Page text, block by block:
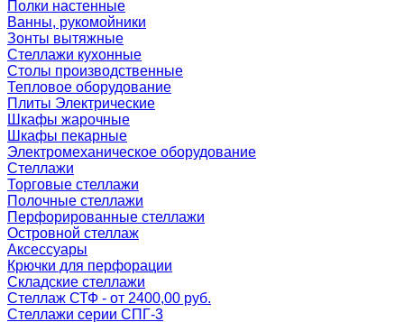
Полки настенные
Ванны, рукомойники
Зонты вытяжные
Стеллажи кухонные
Столы производственные
Тепловое оборудование
Плиты Электрические
Шкафы жарочные
Шкафы пекарные
Электромеханическое оборудование
Стеллажи
Торговые стеллажи
Полочные стеллажи
Перфорированные стеллажи
Островной стеллаж
Аксессуары
Крючки для перфорации
Складские стеллажи
Стеллаж СТФ - от 2400,00 руб.
Стеллажи серии СПГ-3